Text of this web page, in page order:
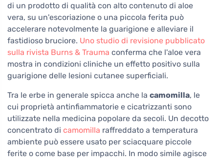
di un prodotto di qualità con alto contenuto di aloe
vera, su un'escoriazione o una piccola ferita può
accelerare notevolmente la guarigione e alleviare il
fastidioso bruciore. Uno studio di revisione pubblicato
sulla rivista Burns & Trauma conferma che l'aloe vera
mostra in condizioni cliniche un effetto positivo sulla
guarigione delle lesioni cutanee superficiali.
Tra le erbe in generale spicca anche la camomilla, le
cui proprietà antinfiammatorie e cicatrizzanti sono
utilizzate nella medicina popolare da secoli. Un decotto
concentrato di camomilla raffreddato a temperatura
ambiente può essere usato per sciacquare piccole
ferite o come base per impacchi. In modo simile agisce